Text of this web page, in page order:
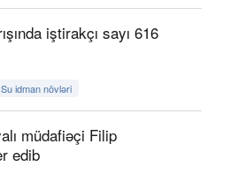
iştirakçı sayı 616
Su idman növləri
müdafiəçi Filip
edib